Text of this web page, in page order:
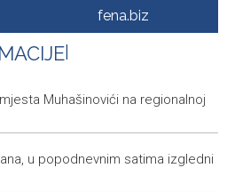
for Friday, 7 August 2026
mještane i posjetitelje kod
first direct EU funding for UNESCO
an open dialogue with all
fena.biz
Muhašinovići na regionalnoj
u popodnevnim satima izgledni